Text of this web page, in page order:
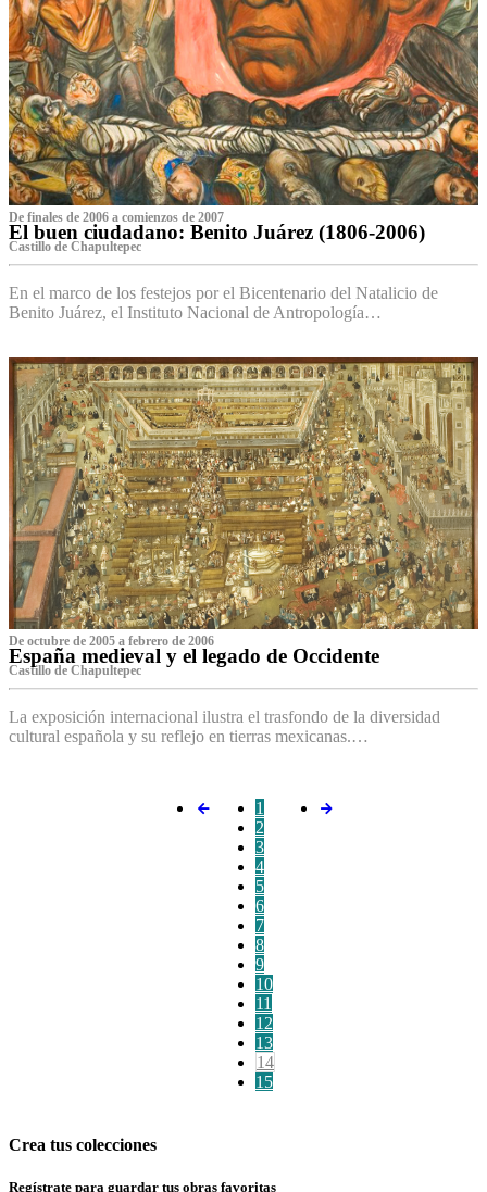
De finales de 2006 a comienzos de 2007
El buen ciudadano: Benito Juárez (1806-2006)
Castillo de Chapultepec
En el marco de los festejos por el Bicentenario del Natalicio de
Benito Juárez, el Instituto Nacional de Antropología…
De octubre de 2005 a febrero de 2006
España medieval y el legado de Occidente
Castillo de Chapultepec
La exposición internacional ilustra el trasfondo de la diversidad
cultural española y su reflejo en tierras mexicanas.…
1
2
3
4
5
6
7
8
9
10
11
12
13
14
15
Crea tus colecciones
Regístrate para guardar tus obras favoritas